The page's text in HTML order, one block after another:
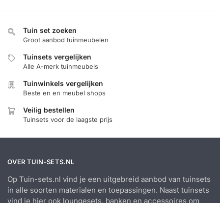
Tuin set zoeken
Groot aanbod tuinmeubelen
Tuinsets vergelijken
Alle A-merk tuinmeubels
Tuinwinkels vergelijken
Beste en en meubel shops
Veilig bestellen
Tuinsets voor de laagste prijs
OVER TUIN-SETS.NL
Op Tuin-sets.nl vind je een uitgebreid aanbod van tuinsets
in alle soorten materialen en toepassingen. Naast tuinsets
vind je hier ook loungesets, banken en accessoires om